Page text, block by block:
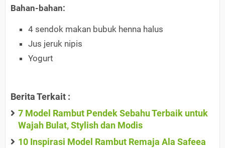
Bahan-bahan:
4 sendok makan bubuk henna halus
Jus jeruk nipis
Yogurt
Berita Terkait :
7 Model Rambut Pendek Sebahu Terbaik untuk
Wajah Bulat, Stylish dan Modis
10 Inspirasi Model Rambut Remaja Ala Safeea